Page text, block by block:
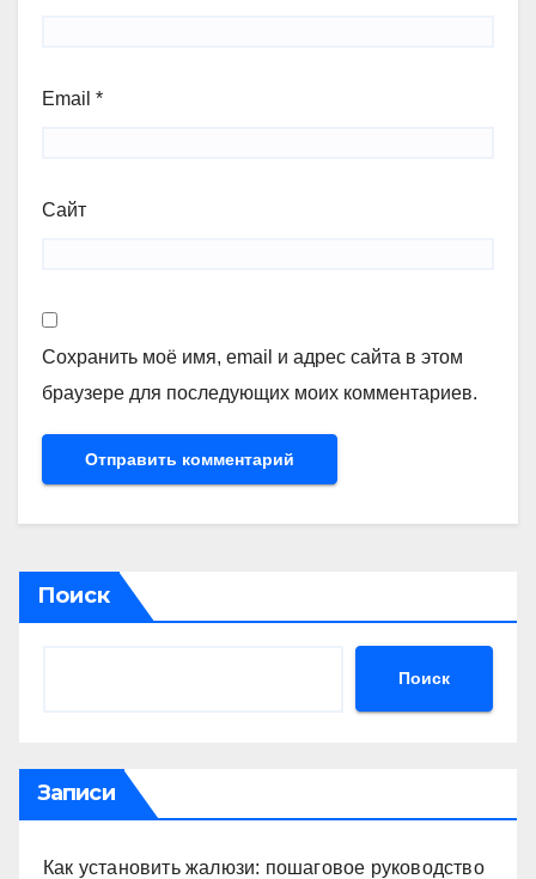
Email *
Сайт
Сохранить моё имя, email и адрес сайта в этом
браузере для последующих моих комментариев.
Поиск
Поиск
Записи
Как установить жалюзи: пошаговое руководство